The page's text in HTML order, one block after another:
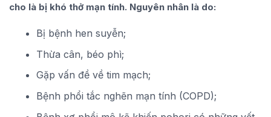
cho là bị khó thở mạn tính. Nguyên nhân là do:
Bị bệnh hen suyễn;
Thừa cân, béo phì;
Gặp vấn đề về tim mạch;
Bệnh phổi tắc nghẽn mạn tính (COPD);